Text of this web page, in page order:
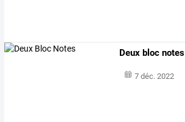
Deux bloc notes
7 déc. 2022